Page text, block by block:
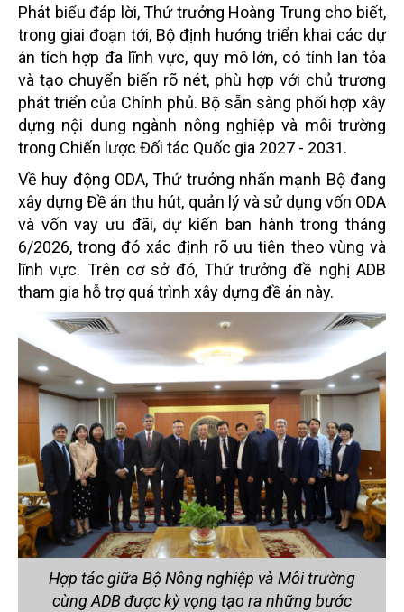
Phát biểu đáp lời, Thứ trưởng Hoàng Trung cho biết,
trong giai đoạn tới, Bộ định hướng triển khai các dự
án tích hợp đa lĩnh vực, quy mô lớn, có tính lan tỏa
và tạo chuyển biến rõ nét, phù hợp với chủ trương
phát triển của Chính phủ. Bộ sẵn sàng phối hợp xây
dựng nội dung ngành nông nghiệp và môi trường
trong Chiến lược Đối tác Quốc gia 2027 - 2031.
Về huy động ODA, Thứ trưởng nhấn mạnh Bộ đang
xây dựng Đề án thu hút, quản lý và sử dụng vốn ODA
và vốn vay ưu đãi, dự kiến ban hành trong tháng
6/2026, trong đó xác định rõ ưu tiên theo vùng và
lĩnh vực. Trên cơ sở đó, Thứ trưởng đề nghị ADB
tham gia hỗ trợ quá trình xây dựng đề án này.
Hợp tác giữa Bộ Nông nghiệp và Môi trường
cùng ADB được kỳ vọng tạo ra những bước